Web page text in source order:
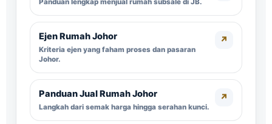
Panduan lengkap menjual rumah subsale di JB.
Ejen Rumah Johor
Kriteria ejen yang faham proses dan pasaran
Johor.
↗
Panduan Jual Rumah Johor
Langkah dari semak harga hingga serahan kunci.
↗